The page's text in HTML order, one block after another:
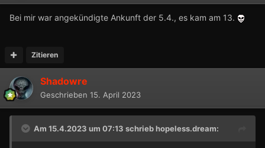
Bei mir war angekündigte Ankunft der 5.4., es kam am 13.
Zitieren
Shadowre
Geschrieben 15. April 2023
Am 15.4.2023 um 07:13 schriebhopeless.dream: